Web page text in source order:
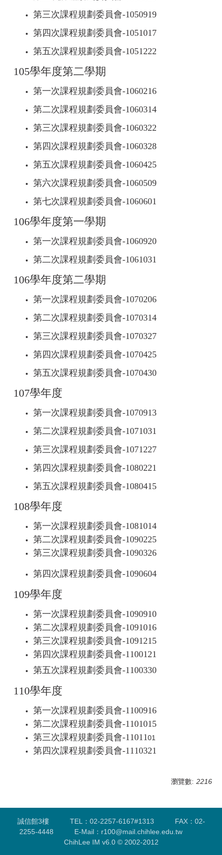
第三次課程規劃委員會-1050919
第四次課程規劃委員會-1051017
第五次課程規劃委員會-1051222
105學年度第二學期
第一次課程規劃委員會-1060216
第二次課程規劃委員會-1060314
第三次課程規劃委員會-1060322
第四次課程規劃委員會-1060328
第五次課程規劃委員會-1060425
第六次課程規劃委員會-1060509
第七次課程規劃委員會-1060601
106學年度第一學期
第一次課程規劃委員會-1060920
第二次課程規劃委員會-1061031
106學年度第二學期
第一次課程規劃委員會-1070206
第二次課程規劃委員會-1070314
第三次課程規劃委員會-1070327
第四次課程規劃委員會-1070425
第五次課程規劃委員會-1070430
107學年度
第一次課程規劃委員會-1070913
第二次課程規劃委員會-1071031
第三次課程規劃委員會-1071227
第四次課程規劃委員會-1080221
第五次課程規劃委員會-1080415
108學年度
第一次課程規劃委員會-1081014
第二次課程規劃委員會-1090225
第三次課程規劃委員會-1090326
第四 次課程規劃委員會-1090604
109學年度
第一次課程規劃委員會-1090910
第二次課程規劃委員會-1091016
第三次課程規劃委員會-1091215
第四次課程規劃委員會-1100121
第五次課程規劃委員會-1100330
110學年度
第一次課程規劃委員會-1100916
第二次課程規劃委員會-1101015
第三次課程規劃委員會-1101101
第四次課程規劃委員會-1110321
瀏覽數: 2216
誠信館3樓 TEL：02-2257-6167#1313 FAX：02-
2255-4448 E-Mail：r100@mail.chihlee.edu.tw
ChihLee IM v6.0 © 2002-2012